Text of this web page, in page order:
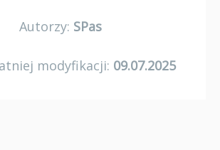
Autorzy: SPas
modyfikacji: 09.07.2025